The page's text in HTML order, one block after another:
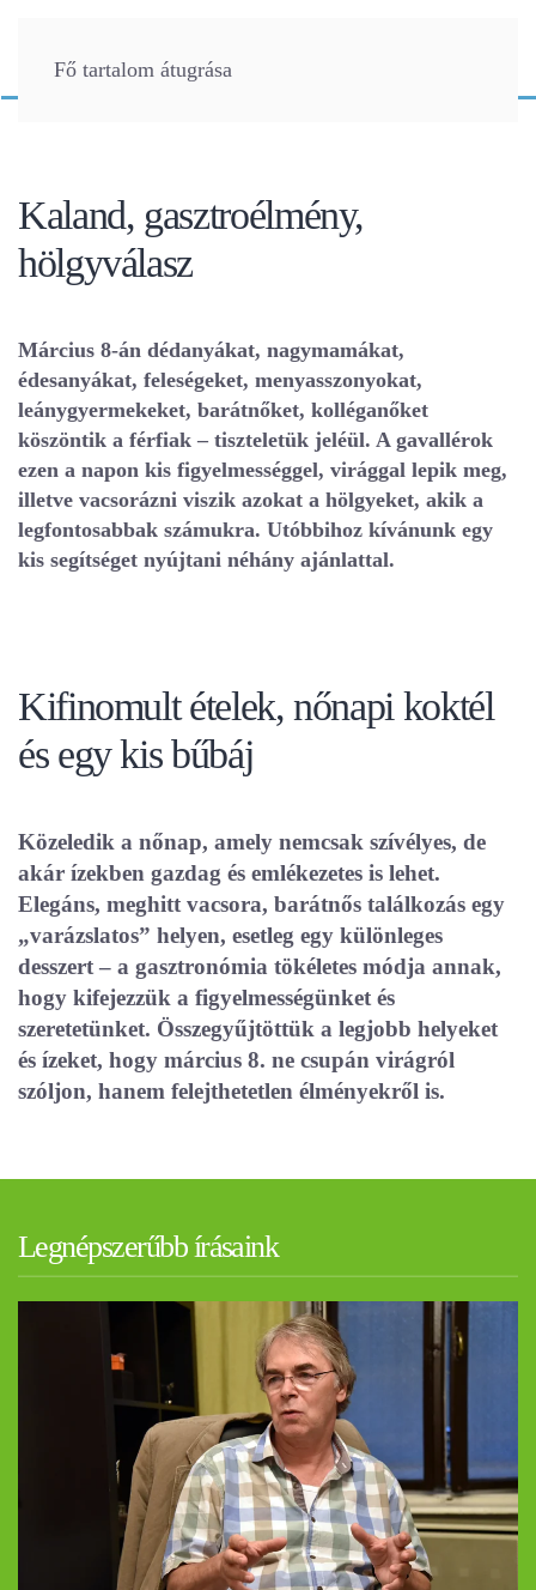
Fő tartalom átugrása
Kaland, gasztroélmény,
hölgyválasz
Március 8-án dédanyákat, nagymamákat,
édesanyákat, feleségeket, menyasszonyokat,
leánygyermekeket, barátnőket, kolléganőket
köszöntik a férfiak – tiszteletük jeléül. A gavallérok
ezen a napon kis figyelmességgel, virággal lepik meg,
illetve vacsorázni viszik azokat a hölgyeket, akik a
legfontosabbak számukra. Utóbbihoz kívánunk egy
kis segítséget nyújtani néhány ajánlattal.
Kifinomult ételek, nőnapi koktél
és egy kis bűbáj
Közeledik a nőnap, amely nemcsak szívélyes, de
akár ízekben gazdag és emlékezetes is lehet.
Elegáns, meghitt vacsora, barátnős találkozás egy
„varázslatos” helyen, esetleg egy különleges
desszert – a gasztronómia tökéletes módja annak,
hogy kifejezzük a figyelmességünket és
szeretetünket. Összegyűjtöttük a legjobb helyeket
és ízeket, hogy március 8. ne csupán virágról
szóljon, hanem felejthetetlen élményekről is.
Legnépszerűbb írásaink